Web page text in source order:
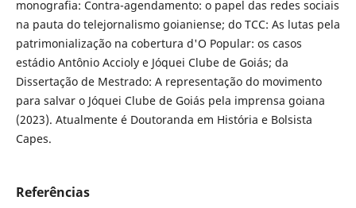
monografia: Contra-agendamento: o papel das redes sociais
na pauta do telejornalismo goianiense; do TCC: As lutas pela
patrimonialização na cobertura d'O Popular: os casos
estádio Antônio Accioly e Jóquei Clube de Goiás; da
Dissertação de Mestrado: A representação do movimento
para salvar o Jóquei Clube de Goiás pela imprensa goiana
(2023). Atualmente é Doutoranda em História e Bolsista
Capes.
Referências